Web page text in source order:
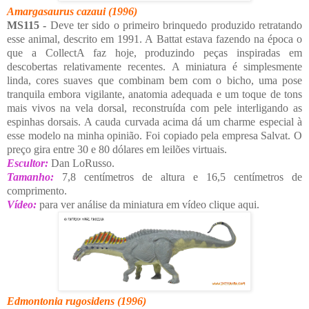
Amargasaurus cazaui(1996)
MS115 - Deve ter sido o primeiro brinquedo produzido retratando
esse animal, descrito em 1991. A Battat estava fazendo na época o
que a CollectA faz hoje, produzindo peças inspiradas em
descobertas relativamente recentes. A miniatura é simplesmente
linda, cores suaves que combinam bem com o bicho, uma pose
tranquila embora vigilante, anatomia adequada e um toque de tons
mais vivos na vela dorsal, reconstruída com pele interligando as
espinhas dorsais. A cauda curvada acima dá um charme especial à
esse modelo na minha opinião. Foi copiado pela empresa Salvat. O
preço gira entre 30 e 80 dólares em leilões virtuais.
Escultor: Dan LoRusso.
Tamanho: 7,8 centímetros de altura e 16,5 centímetros de
comprimento.
Vídeo: para ver análise da miniatura em vídeo clique aqui.
Edmontonia rugosidens (1996)